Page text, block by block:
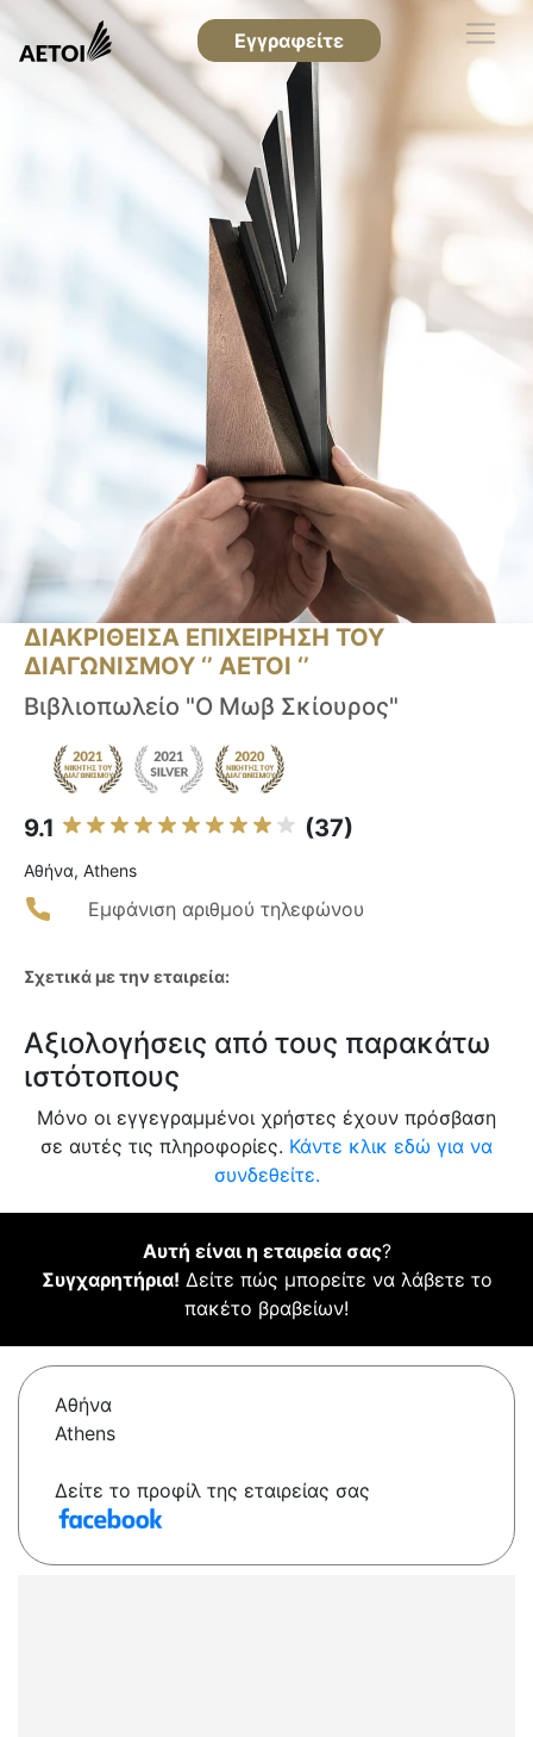
Εγγραφείτε
ΔΙΑΚΡΙΘΕΙΣΑ ΕΠΙΧΕΙΡΗΣΗ ΤΟΥ
ΔΙΑΓΩΝΙΣΜΟΥ ‘’ ΑΕΤΟΙ ‘’
Βιβλιοπωλείο "Ο Μωβ Σκίουρος"
9.1 (37)
Αθήνα, Athens
Εμφάνιση αριθμού τηλεφώνου
Σχετικά με την εταιρεία:
Αξιολογήσεις από τους παρακάτω
ιστότοπους
Μόνο οι εγγεγραμμένοι χρήστες έχουν πρόσβαση
σε αυτές τις πληροφορίες. Κάντε κλικ εδώ για να
συνδεθείτε.
Αυτή είναι η εταιρεία σας?
Συγχαρητήρια! Δείτε πώς μπορείτε να λάβετε το
πακέτο βραβείων!
Αθήνα
Athens
Δείτε το προφίλ της εταιρείας σας